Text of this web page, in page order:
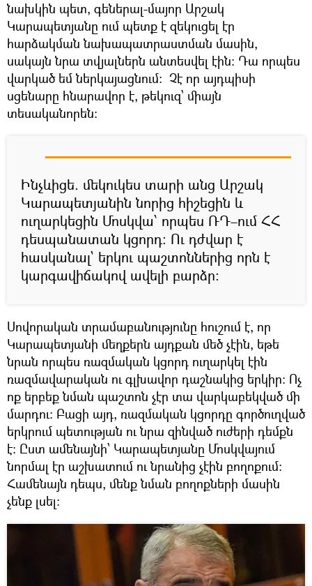
նախկին պետ, գեներալ-մայոր Արշակ
Կարապետյանը ում պետք է զեկուցել էր
հարձակման նախապատրաստման մասին,
սակայն նրա տվյալներն անտեսվել էին։ Դա որպես
վարկած եմ ներկայացնում։ Չէ որ այդպիսի
սցենարը հնարավոր է, թեկուզ՝ միայն
տեսականորեն։
Ինչևիցե. մեկուկես տարի անց Արշակ
Կարապետյանին նորից հիշեցին և
ուղարկեցին Մոսկվա՝ որպես ՌԴ–ում ՀՀ
դեսպանատան կցորդ։ Ու դժվար է
հասկանալ` երկու պաշտոններից որն է
կարգավիճակով ավելի բարձր։
Սովորական տրամաբանությունը հուշում է, որ
Կարապետյանի մեղքերն այդքան մեծ չէին, եթե
նրան որպես ռազմական կցորդ ուղարկել էին
ռազմավարական ու գլխավոր դաշնակից երկիր։ Ոչ
ոք երբեք նման պաշտոն չէր տա վարկաբեկված մի
մարդու։ Բացի այդ, ռազմական կցորդը գործուղված
երկրում պետության ու նրա զինված ուժերի դեմքն
է։ Ըստ ամենայնի՝ Կարապետյանը Մոսկվայում
նորմալ էր աշխատում ու նրանից չէին բողոքում։
Համենայն դեպս, մենք նման բողոքների մասին
չենք լսել։